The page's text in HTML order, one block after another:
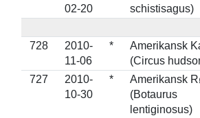
02-20
schistisagus)
728
2010-
11-06
*
Amerikansk
(Circus
727
2010-
10-30
*
Amerikansk
(Botaurus
lentiginosus)